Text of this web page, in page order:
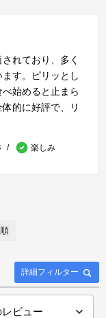
れており、多く
す。ピリッとし
始めると止まら
的に好評で、リ
楽しみ
詳細フィルター